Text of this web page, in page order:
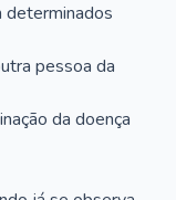
determinados
pessoa da
da doença